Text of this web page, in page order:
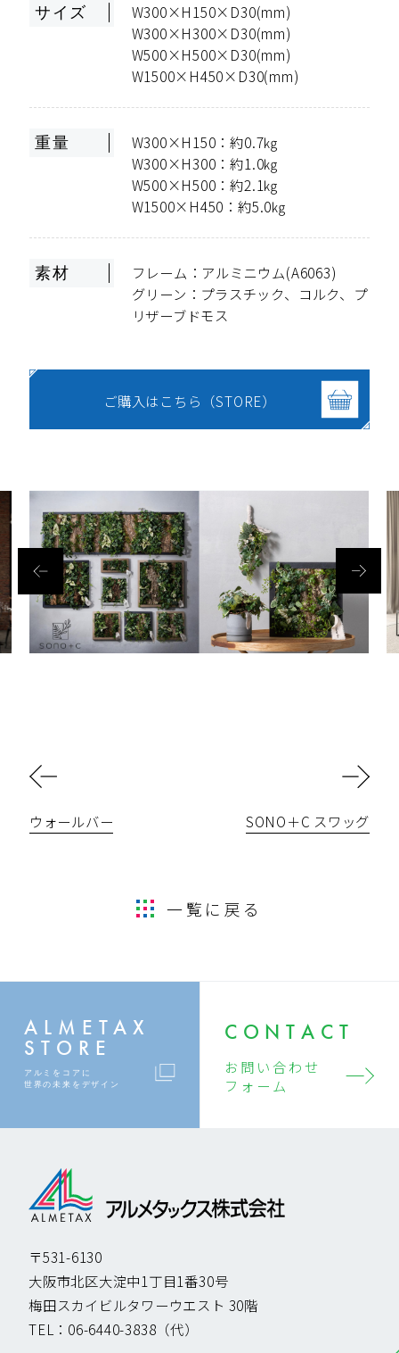
サイズ
W300×H150×D30(mm)
W300×H300×D30(mm)
W500×H500×D30(mm)
W1500×H450×D30(mm)
重量
W300×H150：約0.7㎏
W300×H300：約1.0㎏
W500×H500：約2.1㎏
W1500×H450：約5.0㎏
素材
フレーム：アルミニウム(A6063)
グリーン：プラスチック、コルク、プ
リザーブドモス
ご購入はこちら（STORE）
ウォールバー
一覧に戻る
SONO＋C スワッグ
ALMETAX
STORE
アルミをコアに
世界の未来をデザイン
CONTACT
お問い合わせ
フォーム
〒531-6130
大阪市北区大淀中1丁目1番30号
梅田スカイビルタワーウエスト 30階
TEL： 06-6440-3838 （代）